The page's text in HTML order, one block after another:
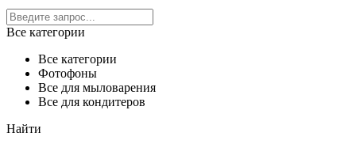
Все категории
Все категории
Фотофоны
Все для мыловарения
Все для кондитеров
Найти